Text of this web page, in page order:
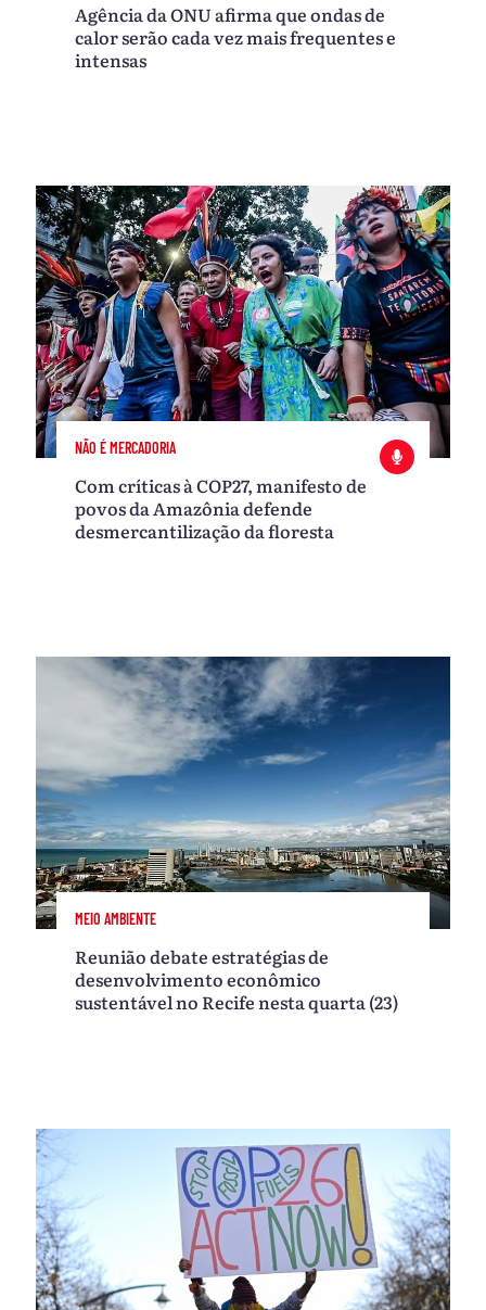
Agência da ONU afirma que ondas de
calor serão cada vez mais frequentes e
intensas
NÃO É MERCADORIA
Com críticas à COP27, manifesto de
povos da Amazônia defende
desmercantilização da floresta
MEIO AMBIENTE
Reunião debate estratégias de
desenvolvimento econômico
sustentável no Recife nesta quarta (23)